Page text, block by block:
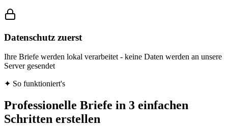
Datenschutz zuerst
Ihre Briefe werden lokal verarbeitet - keine Daten werden an unsere
Server gesendet
✦ So funktioniert's
Professionelle Briefe in 3 einfachen
Schritten erstellen